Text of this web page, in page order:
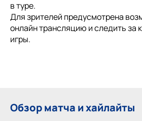
в туре.
Для зрителей предусмотрена
онлайн трансляцию и следить
игры.
Обзор матча и хайлайты